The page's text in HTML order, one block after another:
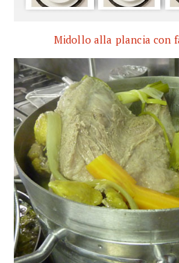
Midollo alla plancia con